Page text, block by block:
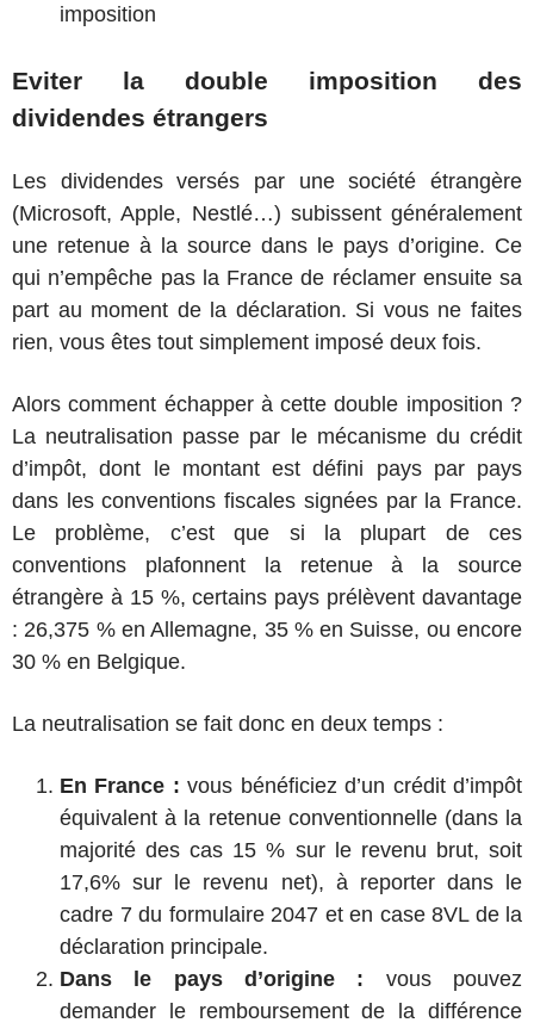
imposition
Eviter la double imposition des
dividendes étrangers
Les dividendes versés par une société étrangère
(Microsoft, Apple, Nestlé…) subissent généralement
une retenue à la source dans le pays d’origine. Ce
qui n’empêche pas la France de réclamer ensuite sa
part au moment de la déclaration. Si vous ne faites
rien, vous êtes tout simplement imposé deux fois.
Alors comment échapper à cette double imposition ?
La neutralisation passe par le mécanisme du crédit
d’impôt, dont le montant est défini pays par pays
dans les conventions fiscales signées par la France.
Le problème, c’est que si la plupart de ces
conventions plafonnent la retenue à la source
étrangère à 15 %, certains pays prélèvent davantage
: 26,375 % en Allemagne, 35 % en Suisse, ou encore
30 % en Belgique.
La neutralisation se fait donc en deux temps :
En France :vous bénéficiez d’un crédit d’impôt
équivalent à la retenue conventionnelle (dans la
majorité des cas 15 % sur le revenu brut, soit
17,6% sur le revenu net), à reporter dans le
cadre 7 du formulaire 2047 et en case 8VL de la
déclaration principale.
Dans le pays d’origine : vous pouvez
demander le remboursement de la différence